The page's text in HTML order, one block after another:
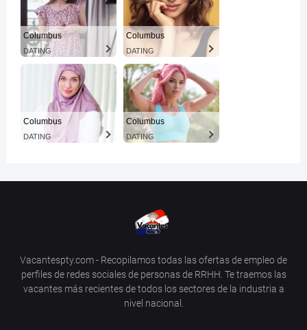
Columbus
DATING
Columbus
DATING
Columbus
DATING
Columbus
DATING
Vacantespty.com - Recopilamos todas las ofertas de empleo de
perfiles de redes sociales de personas de RRHH. Te traemos las
vacantes más recientes de todos los sectores de la industria a
nivel nacional.